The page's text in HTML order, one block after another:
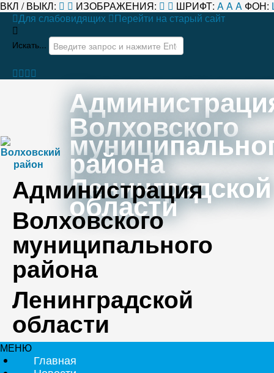
ВКЛ / ВЫКЛ: ИЗОБРАЖЕНИЯ: ШРИФТ: AAA ФОН:
Для слабовидящих
Перейти на старый сайт
Искать...
Волховского
района
Ленинградской
области
Администрация
Волховского
муниципального
района
Ленинградской
области
МЕНЮ
Главная